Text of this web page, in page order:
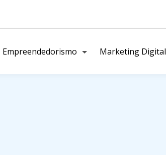
Empreendedorismo Marketing Digital